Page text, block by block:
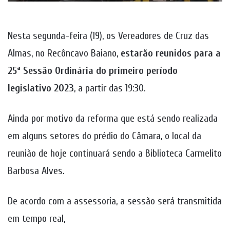
Nesta segunda-feira (19), os Vereadores de Cruz das
Almas, no Recôncavo Baiano, estarão reunidos para a
25ª Sessão Ordinária do primeiro período
legislativo 2023, a partir das 19:30.
Ainda por motivo da reforma que está sendo realizada
em alguns setores do prédio do Câmara, o local da
reunião de hoje continuará sendo a Biblioteca Carmelito
Barbosa Alves.
De acordo com a assessoria, a sessão será transmitida
em tempo real,